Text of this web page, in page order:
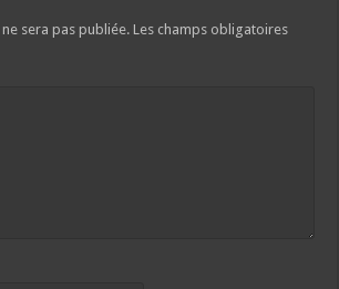
sera pas publiée. Les champs obligatoires